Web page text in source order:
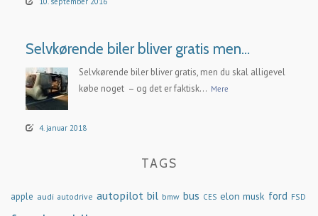
Selvkørende biler bliver gratis men…
Selvkørende biler bliver gratis, men du skal alligevel
købe noget – og det er faktisk... Mere
4. januar 2018
TAGS
apple audi autodrive autopilot bil bmw bus CES elon musk ford FSD